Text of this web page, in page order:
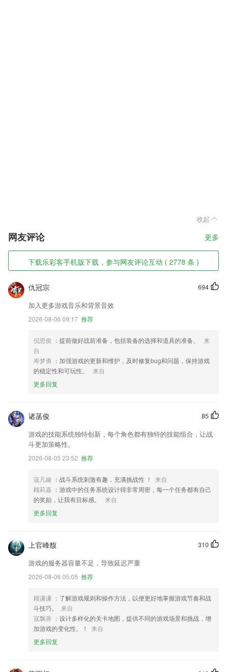
收起
网友评论 更多
下载乐彩客手机版下载，参与网友评论互动 ( 2778 条 )
694
仇冠宗
加入更多游戏音乐和背景音效
2026-08-06 09:17 推荐
倪思俊 ：提前做好战前准备，包括装备的选择和道具的准备。
来
自
寿梦勇 ：加强游戏的更新和维护，及时修复bug和问题，保持游戏
的稳定性和可玩性。
来自
更多回复
85
诸菡俊
游戏的技能系统独特创新，每个角色都有独特的技能组合，让战
斗更加策略性。
2026-08-05 23:52 推荐
寇凡娅 ：战斗系统刺激有趣，充满挑战性 ！
来自
顾莉嘉 ：游戏中的任务系统设计得非常周密，每一个任务都有自己
的奖励，让我有目标感。
来自
更多回复
310
上官峰馥
游戏的服务器容量不足，导致延迟严重
2026-08-06 05:05 推荐
顾谦谦 ：了解游戏规则和操作方法，以便更好地掌握游戏节奏和战
斗技巧。
来自
寇飘善 ：设计多样化的关卡地图，提供不同的游戏场景和挑战，增
加游戏的变化性。！
来自
更多回复